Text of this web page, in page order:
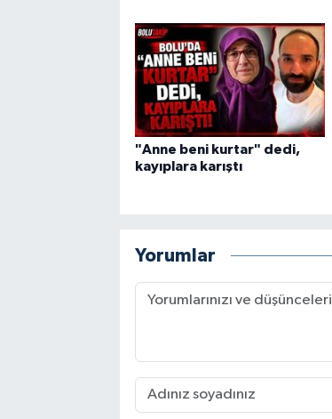
"Anne beni kurtar" dedi,
kayıplara karıştı
Yorumlar